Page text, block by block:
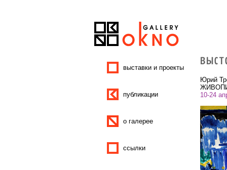
выставки и проекты
публикации
о галерее
ссылки
Юрий
10-24